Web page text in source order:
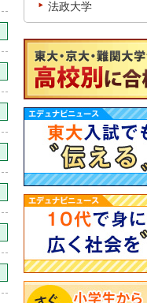
法政大学